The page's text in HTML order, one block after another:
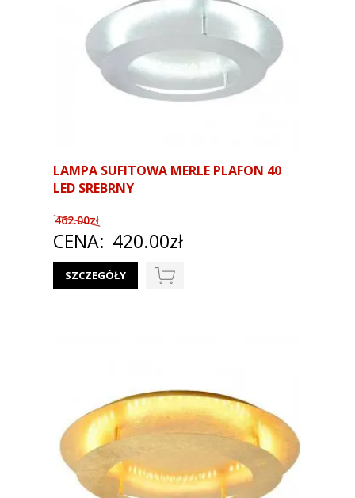
LAMPA SUFITOWA MERLE PLAFON 40
LED SREBRNY
462.00zł
CENA: 420.00zł
SZCZEGÓŁY